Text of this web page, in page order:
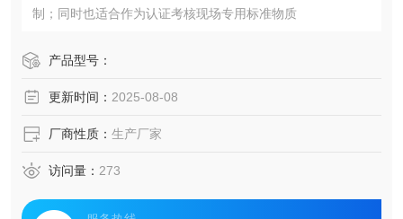
制；同时也适合作为认证考核现场专用标准物质
产品型号：
更新时间： 2025-08-08
厂商性质： 生产厂家
访问量： 273